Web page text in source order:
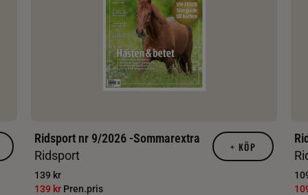
Ridsport nr 9/2026 -Sommarextra
Ridsport
139 kr
139 kr Pren.pris
+ KÖP